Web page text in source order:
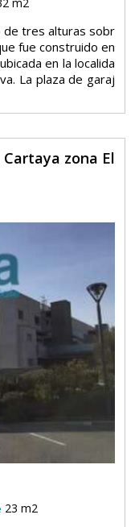
de tres alturas sobr
fue construido en
en la localida
La plaza de garaj
zona El
23 m2